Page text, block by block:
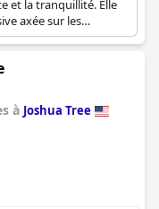
et la tranquillité. Elle
axée sur les
sereine.
à Joshua Tree